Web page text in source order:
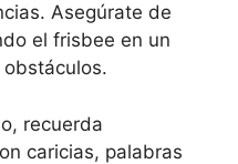
Asegúrate de
el frisbee en un
recuerda
caricias, palabras